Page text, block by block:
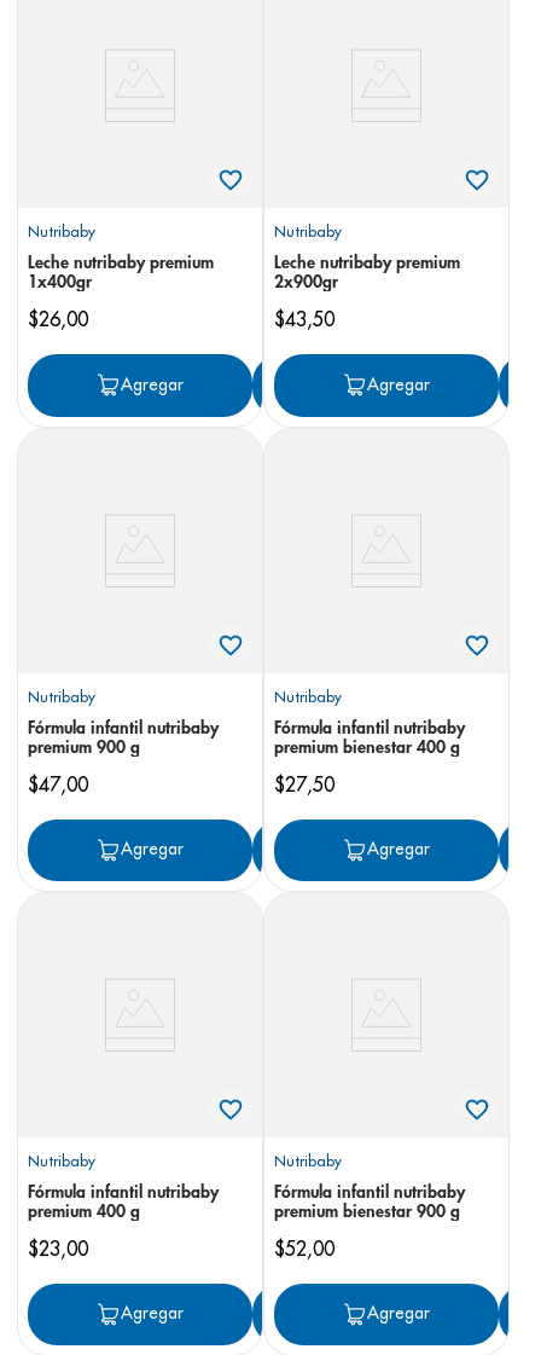
Nutribaby
Leche nutribaby premium
1x400gr
$26,00
Agregar Agregar
Nutribaby
Leche nutribaby premium
2x900gr
$43,50
Agregar
Nutribaby
Fórmula infantil nutribaby
premium 900 g
$47,00
Agregar Agregar
Nutribaby
Fórmula infantil nutribaby
premium bienestar 400 g
$27,50
Agregar
Nutribaby
Fórmula infantil nutribaby
premium 400 g
$23,00
Agregar Agregar
Nutribaby
Fórmula infantil nutribaby
premium bienestar 900 g
$52,00
Agregar